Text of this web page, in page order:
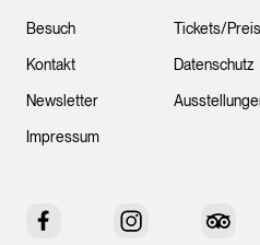
Besuch
Kontakt
Newsletter
Impressum
Tickets/
Datenschutz
Facebook Instagram